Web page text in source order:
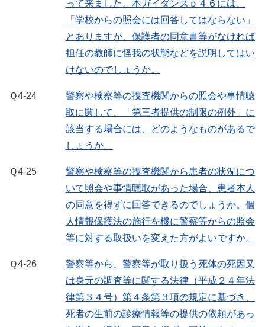
って来ました。本ガイダンスｐ４６には、
「学校からの照会には回答してはならない」
とありますが、保護者の同意書等がなければ
担任の教師に怪我の状態などを説明してはい
けないのでしょうか。
Ｑ4-24
警察や検察等の捜査機関からの照会や事情聴
取に関して、「第三者提供の制限の例外」に
該当する場合には、どのようなものがあるで
しょうか。
Ｑ4-25
警察や検察等の捜査機関から患者の状況につ
いて照会や事情聴取があった場合、患者本人
の同意を得ずに回答できるのでしょうか。個
人情報保護法の施行を機に警察等からの照会
等に対する取扱いを変えた方がよいですか。
Ｑ4-26
警察等から、警察等が取り扱う死体の死因又
は身元の調査等に関する法律（平成２４年法
律第３４号）第４条第３項の規定に基づき、
死者の生前の診療情報等の提供の依頼があっ